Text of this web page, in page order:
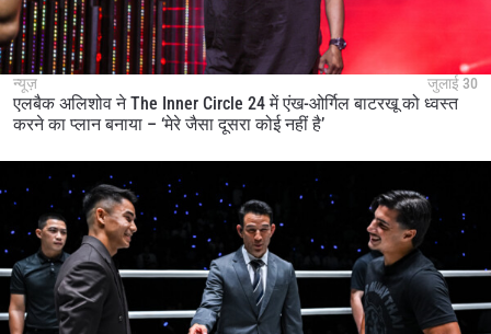
न्यूज़ जुलाई 30
एलबैक अलिशोव ने The Inner Circle 24 में एंख-ओर्गिल बाटरखू को ध्वस्त
करने का प्लान बनाया – ‘मेरे जैसा दूसरा कोई नहीं है’